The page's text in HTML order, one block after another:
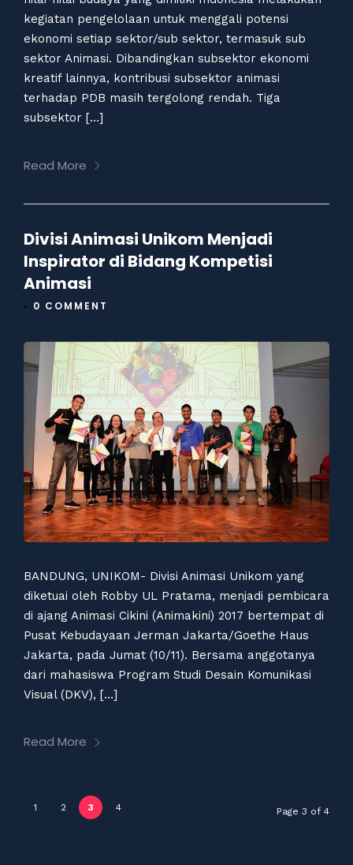
kegiatan pengelolaan untuk menggali potensi
ekonomi setiap sektor/sub sektor, termasuk sub
sektor Animasi. Dibandingkan subsektor ekonomi
kreatif lainnya, kontribusi subsektor animasi
terhadap PDB masih tergolong rendah. Tiga
subsektor […]
Read More
Divisi Animasi Unikom Menjadi
Inspirator di Bidang Kompetisi
Animasi
• 0 COMMENT
BANDUNG, UNIKOM- Divisi Animasi Unikom yang
diketuai oleh Robby UL Pratama, menjadi pembicara
di ajang Animasi Cikini (Animakini) 2017 bertempat di
Pusat Kebudayaan Jerman Jakarta/Goethe Haus
Jakarta, pada Jumat (10/11). Bersama anggotanya
dari mahasiswa Program Studi Desain Komunikasi
Visual (DKV), […]
Read More
1 2 3 4 Page 3 of 4